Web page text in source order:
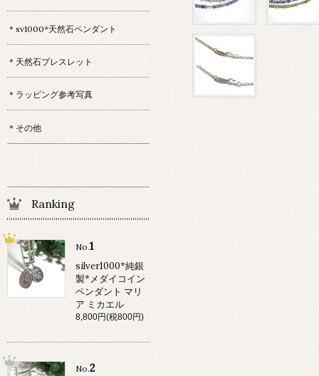
＊sv1000*天然石ペンダント
＊天然石ブレスレット
＊ラッピング参考写真
＊その他
Ranking
No.1
silver1000*純銀
製*メダイコイン
ペンダント マリ
ア ミカエル
8,800円(税800円)
No.2